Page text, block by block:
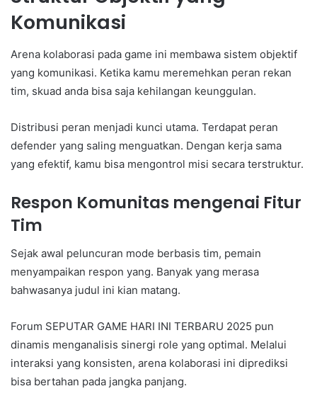
Komunikasi
Arena kolaborasi pada game ini membawa sistem objektif
yang komunikasi. Ketika kamu meremehkan peran rekan
tim, skuad anda bisa saja kehilangan keunggulan.
Distribusi peran menjadi kunci utama. Terdapat peran
defender yang saling menguatkan. Dengan kerja sama
yang efektif, kamu bisa mengontrol misi secara terstruktur.
Respon Komunitas mengenai Fitur
Tim
Sejak awal peluncuran mode berbasis tim, pemain
menyampaikan respon yang. Banyak yang merasa
bahwasanya judul ini kian matang.
Forum SEPUTAR GAME HARI INI TERBARU 2025 pun
dinamis menganalisis sinergi role yang optimal. Melalui
interaksi yang konsisten, arena kolaborasi ini diprediksi
bisa bertahan pada jangka panjang.